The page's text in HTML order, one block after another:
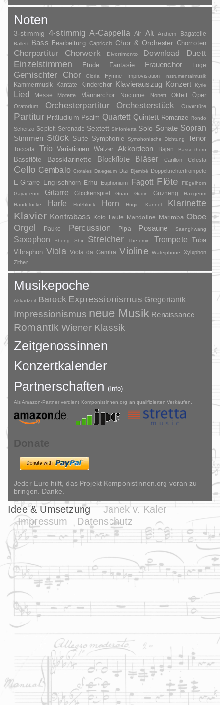
Noten
3-stimmig 4-stimmig A-Cappella Air Alt Anthem Bagatelle
Ballett Bass Bearbeitung Capriccio Chor & Orchester Chornoten
Chorpartitur Chorwerk Divertimento Download
Duett
Einzelstimmen
Etüde Fantasie Frauenchor Fuge
Gemischter Chor Gloria Hymne Improvisation Instrumentalmusik
Kammermusik Kantate Kinderchor Klavierauszug Konzert Kyrie
Lied Messe Motette Männerchor Nocturne Nonett Oktett Oper
Oratorium Orchesterpartitur Orchesterstück Ouvertüre
Partitur Präludium Psalm Quartett Quintett Romanze Rondo
Scherzo Septett Serenade Sextett Sinfonietta Solo Sonate Sopran
Stimmen Stück Suite Symphonie Symphonische Dichtung Tenor
Toccata Trio Variationen Walzer Akkordeon Bajan Bassetthorn
Bassflöte Bassklarinette Blockflöte Bläser Carillon Celesta
Cello Cembalo Crotales Daegeum Dizi Djembé Doppeltrichtertrompete
E-Gitarre Englischhorn Erhu Euphonium Fagott Flöte
Flügelhorn
Gayageum
Gitarre Glockenspiel Guan Guqin Guzheng
Haegeum
Handglocke
Harfe Holzblock Horn Huqin Kannel Klarinette
Klavier Kontrabass Koto Laute Mandoline Marimba Oboe
Orgel Pauke Percussion Pipa Posaune Saenghwang
Saxophon Sheng Shō Streicher Theremin Trompete
Tuba
Vibraphon Viola Viola da Gamba Violine Waterphone
Xylophon
Zither
Musikepoche
Akkadzeit Barock Expressionismus Gregorianik
Impressionismus neue Musik Renaissance
Romantik Wiener Klassik
Zeitgenossinnen
Konzertkalender
Partnerschaften(Info)
Als Amazon-Partner verdient Komponistinnen.org an qualifizierten Verkäufen.
Donate
Jeder Euro hilft, das Projekt Komponistinnen.org voran zu
bringen. Danke.
Idee & Umsetzung
Janek v. Kaler
Impressum
Datenschutz